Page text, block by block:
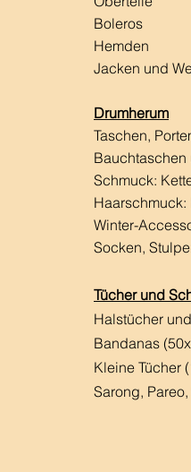
Boleros
Hemden
Jacken und
Drumherum
Taschen,
Schmuck:
Haarschmuck:
Winter-
Socken,
Tücher und
Halstücher
Bandanas
Kleine Tücher
Sarong,